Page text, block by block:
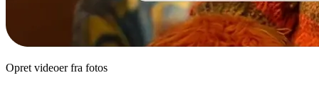
Opret videoer fra fotos